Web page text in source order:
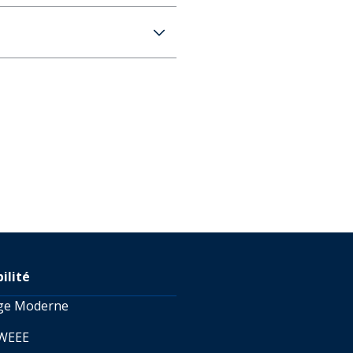
dès 100 € d'achat)
4 jours
jours
de retour.
Moderne